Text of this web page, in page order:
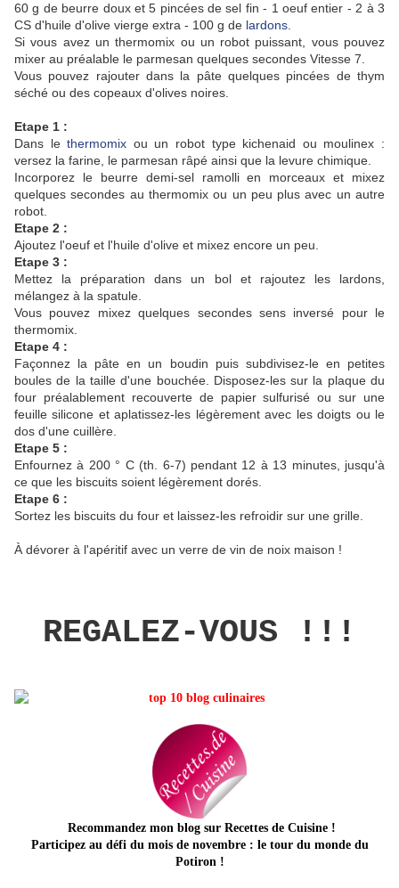
60 g de beurre doux et 5 pincées de sel fin - 1 oeuf entier - 2 à 3
CS d'huile d'olive vierge extra - 100 g de lardons
Si vous avez un thermomix ou un robot puissant, vous pouvez
mixer au préalable le parmesan quelques secondes Vitesse 7.
Vous pouvez rajouter dans la pâte quelques pincées de thym
séché ou des copeaux d'olives noires.
Etape 1 :
Dans lethermomix ou un robot type kichenaid ou moulinex :
versez la farine, le parmesan râpé ainsi que la levure chimique.
Incorporez le beurre demi-sel ramolli en morceaux et mixez
quelques secondes au thermomix ou un peu plus avec un autre
robot.
Etape 2 :
Ajoutez l'oeuf et l'huile d'olive et mixez encore un peu.
Etape 3 :
Mettez la préparation dans un bol et rajoutez les lardons,
mélangez à la spatule.
Vous pouvez mixez quelques secondes sens inversé pour le
thermomix.
Etape 4 :
Façonnez la pâte en un boudin puis subdivisez-le en petites
boules de la taille d'une bouchée. Disposez-les sur la plaque du
four préalablement recouverte de papier sulfurisé ou sur une
feuille silicone et aplatissez-les légèrement avec les doigts ou le
dos d'une cuillère.
Etape 5 :
Enfournez à 200 ° C (th. 6-7) pendant 12 à 13 minutes, jusqu'à
ce que les biscuits soient légèrement dorés.
Etape 6 :
Sortez les biscuits du four et laissez-les refroidir sur une grille.
À dévorer à l'apéritif avec un verre de vin de noix maison !
REGALEZ-VOUS !!!
Recommandez mon blog sur Recettes de Cuisine!
Participez au défi du mois de novembre : le tour du monde du
Potiron !